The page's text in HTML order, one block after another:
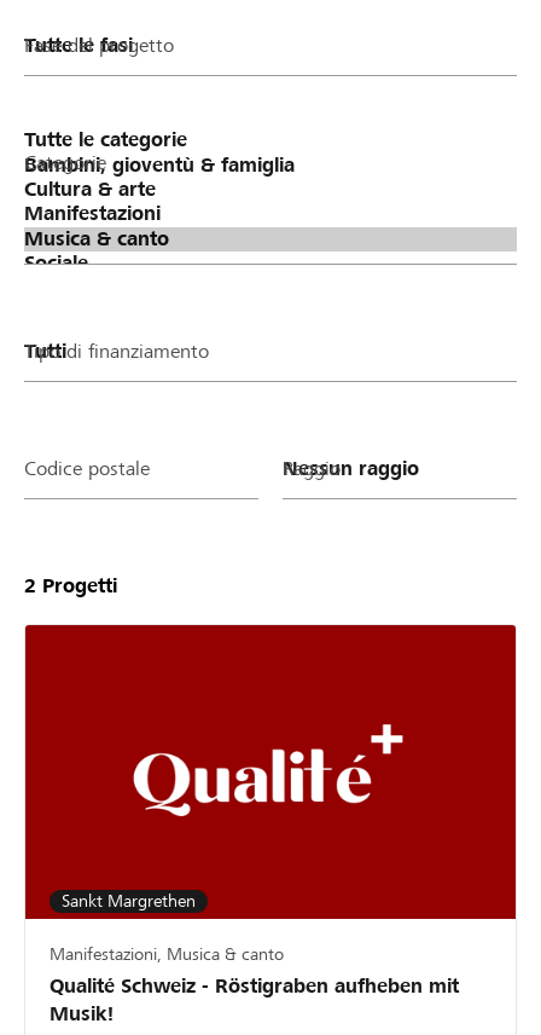
Fase del progetto
Categorie
Tipo di finanziamento
Codice postale Raggio
2 Progetti
Sankt Margrethen
Manifestazioni, Musica & canto
Qualité Schweiz - Röstigraben aufheben mit
Musik!